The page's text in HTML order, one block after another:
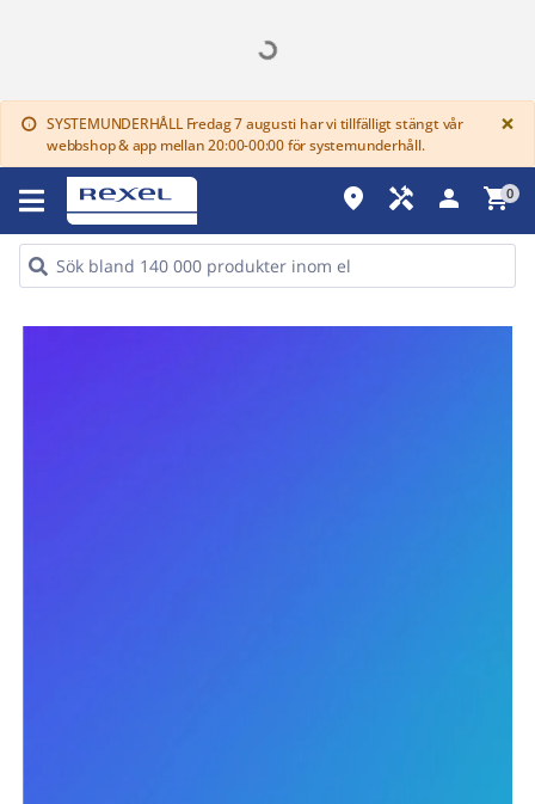
info SYSTEMUNDERHÅLL Fredag 7 augusti har vi tillfälligt stängt vår
webbshop & app mellan 20:00-00:00 för systemunderhåll.
×
place handyman person shopping_cart0